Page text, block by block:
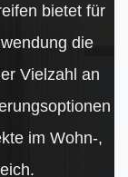
bietet für
die
Vielzahl an
im Wohn-,